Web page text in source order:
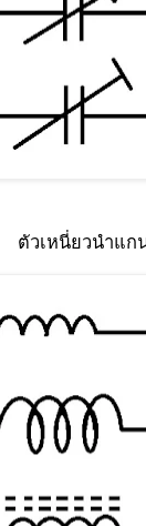
วเหนี่ยวนำแก